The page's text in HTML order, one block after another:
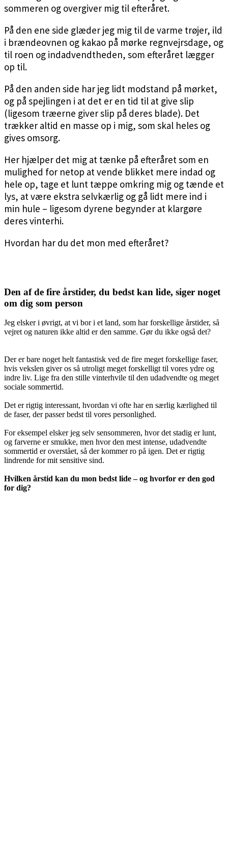
sommeren og overgiver mig til efteråret.
På den ene side glæder jeg mig til de varme trøjer, ild
i brændeovnen og kakao på mørke regnvejrsdage, og
til roen og indadvendtheden, som efteråret lægger
op til.
På den anden side har jeg lidt modstand på mørket,
og på spejlingen i at det er en tid til at give slip
(ligesom træerne giver slip på deres blade). Det
trækker altid en masse op i mig, som skal heles og
gives omsorg.
Her hjælper det mig at tænke på efteråret som en
mulighed for netop at vende blikket mere indad og
hele op, tage et lunt tæppe omkring mig og tænde et
lys, at være ekstra selvkærlig og gå lidt mere ind i
min hule – ligesom dyrene begynder at klargøre
deres vinterhi.
Hvordan har du det mon med efteråret?
Den af de fire årstider, du bedst kan lide, siger noget
om dig som person
Jeg elsker i øvrigt, at vi bor i et land, som har forskellige årstider, så
vejret og naturen ikke altid er den samme. Gør du ikke også det?
Der er bare noget helt fantastisk ved de fire meget forskellige faser,
hvis vekslen giver os så utroligt meget forskelligt til vores ydre og
indre liv. Lige fra den stille vinterhvile til den udadvendte og meget
sociale sommertid.
Det er rigtig interessant, hvordan vi ofte har en særlig kærlighed til
de faser, der passer bedst til vores personlighed.
For eksempel elsker jeg selv sensommeren, hvor det stadig er lunt,
og farverne er smukke, men hvor den mest intense, udadvendte
sommertid er overstået, så der kommer ro på igen. Det er rigtig
lindrende for mit sensitive sind.
Hvilken årstid kan du mon bedst lide – og hvorfor er den god
for dig?